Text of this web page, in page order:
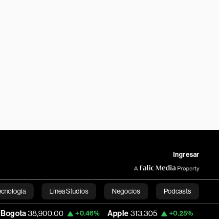
Ingresar
Línea Studios Negocios Podcasts
English+0.46% Apple 313.305 +0.25% USD COP